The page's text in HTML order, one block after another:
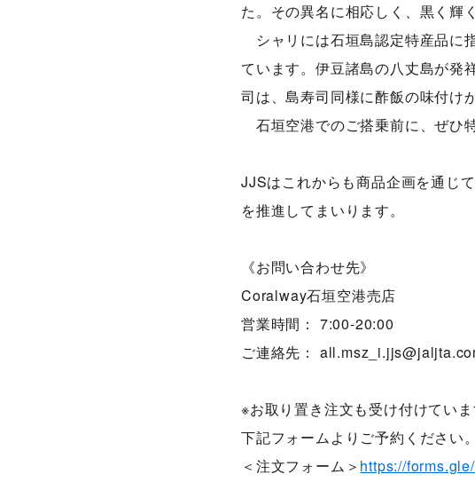
た。その異名に相応しく、黒く輝
シャリには石垣島認定特産品に
ています。伊豆諸島の八丈島が発
司は、島寿司同様に酢飯の味付け
石垣空港でのご搭乗前に、ぜひ
JJSはこれからも商品企画を通じ
を推進してまいります。
《お問い合わせ先》
Coralway石垣空港売店
営業時間： 7:00-20:00
ご連絡先：
※お取り置き注文も受け付けていま
下記フォームよりご予約ください。
＜注文フォーム＞ https://